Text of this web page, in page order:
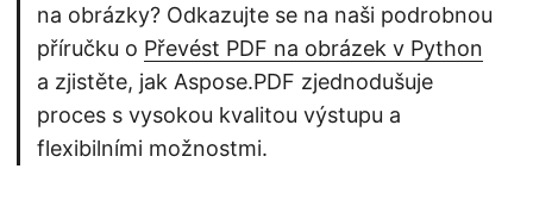
na obrázky? Odkazujte se na naši podrobnou
příručku o Převést PDF na obrázek v Python
a zjistěte, jak Aspose.PDF zjednodušuje
proces s vysokou kvalitou výstupu a
flexibilními možnostmi.